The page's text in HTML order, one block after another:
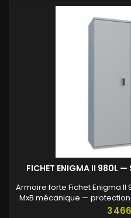
FICHET ENIGMA II 980L —
Armoire forte Fichet Enigma II
MxB mécanique —
Prix
3